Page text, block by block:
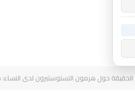
الحقيقة حول هرمون التستوستيرون لدى النساء: